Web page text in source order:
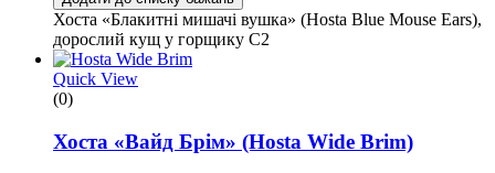
Хоста «Блакитні мишачі вушка» (Hosta Blue Mouse Ears),
дорослий кущ у горщику С2
Quick View
(0)
Хоста «Вайд Брім» (Hosta Wide Brim)